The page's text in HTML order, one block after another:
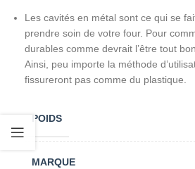
Les cavités en métal sont ce qui se
prendre soin de votre four. Pour
durables comme devrait l’être tout
Ainsi, peu importe la méthode
fissureront pas comme du plastique.
POIDS
MARQUE